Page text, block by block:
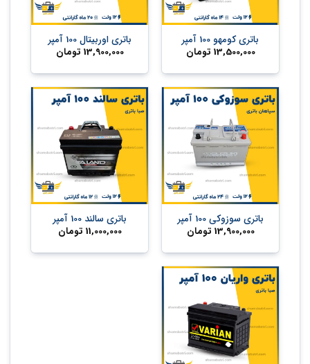
باتری کومهو 100 آمپر
13,500,000 تومان
باتری اوربیتال 100 آمپر
13,900,000 تومان
باتری سوزوکی 100 آمپر
13,900,000 تومان
باتری سالند 100 آمپر
11,000,000 تومان